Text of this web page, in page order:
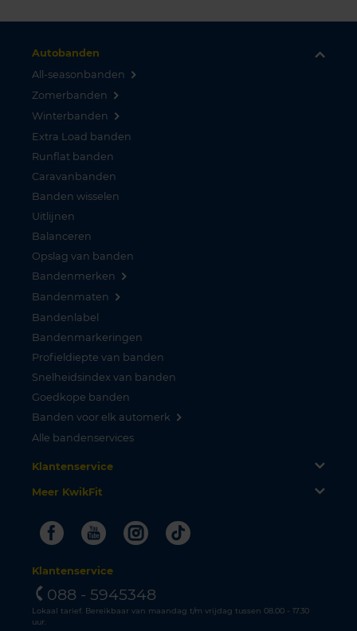
Autobanden
All-seasonbanden
Zomerbanden
Winterbanden
Extra Load banden
Runflat banden
Caravanbanden
Banden wisselen
Uitlijnen
Balanceren
Opslag van banden
Bandenmerken
Bandenmaten
Bandenlabel
Bandenmarkeringen
Profieldiepte van banden
Snelheidsindex van banden
Goedkope banden
Banden voor elk automerk
Alle bandenservices
Klantenservice
Meer KwikFit
FacebookYoutubeInstagram
Tiktok
Klantenservice
088 - 5945348
Lokaal tarief. Bereikbaar van maandag t/m vrijdag tussen 08.00 - 17.30
uur.